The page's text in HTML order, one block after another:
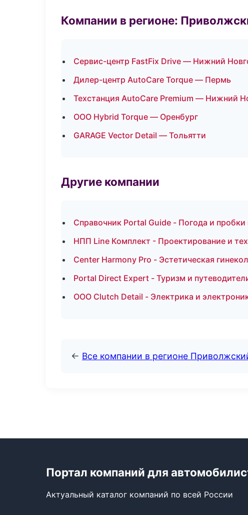
Компании в регионе:
Сервис-центр FastFix Drive — Нижний
Дилер-центр AutoCare Torque — Пермь
Техстанция AutoCare Premium — Нижний
ООО Hybrid Torque — Оренбург
GARAGE Vector Detail — Тольятти
Другие компании
Справочник Portal Guide - Погода и пробки
НПП Line Комплект - Проектирование и
Center Harmony Pro - Эстетическая
Portal Direct Expert - Туризм и
ООО Clutch Detail - Электрика и
← Все компании в регионе
Портал компаний для
Актуальный каталог компаний по всей России